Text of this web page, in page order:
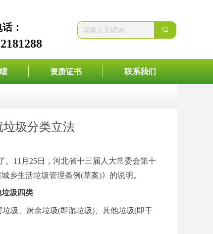
： 끠
资质证书 联系我们
。 11月25日，河北省十三届人大常委会第十
乡生活垃圾管理条例(草案)》的说明。
圾四类
圾、厨余垃圾(即湿垃圾)、其他垃圾(即干
圾分类立法